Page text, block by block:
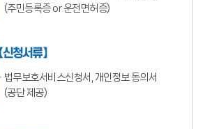
(주민등록증 or 운전면허증)
【신청서류】
법무보호서비스신청서, 개인정보 동의서
(공단 제공)